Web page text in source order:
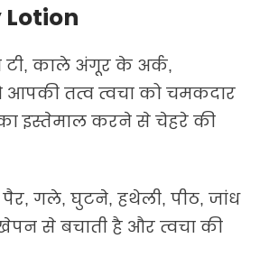
टी, काले अंगूर के अर्क,
आपकी तत्व त्वचा को चमकदार
इस्तेमाल करने से चेहरे की
गले, घुटने, हथेली, पीठ, जांध
से बचाती है और त्वचा की